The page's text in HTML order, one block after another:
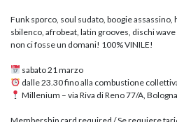
Funk sporco, soul sudato, boogie assassino,
sbilenco, afrobeat, latin grooves, dischi
non ci fosse un domani! 100% VINILE!
sabato 21 marzo
dalle 23.30 fino alla combustione
Millenium – via Riva di Reno 77/A, Bologna